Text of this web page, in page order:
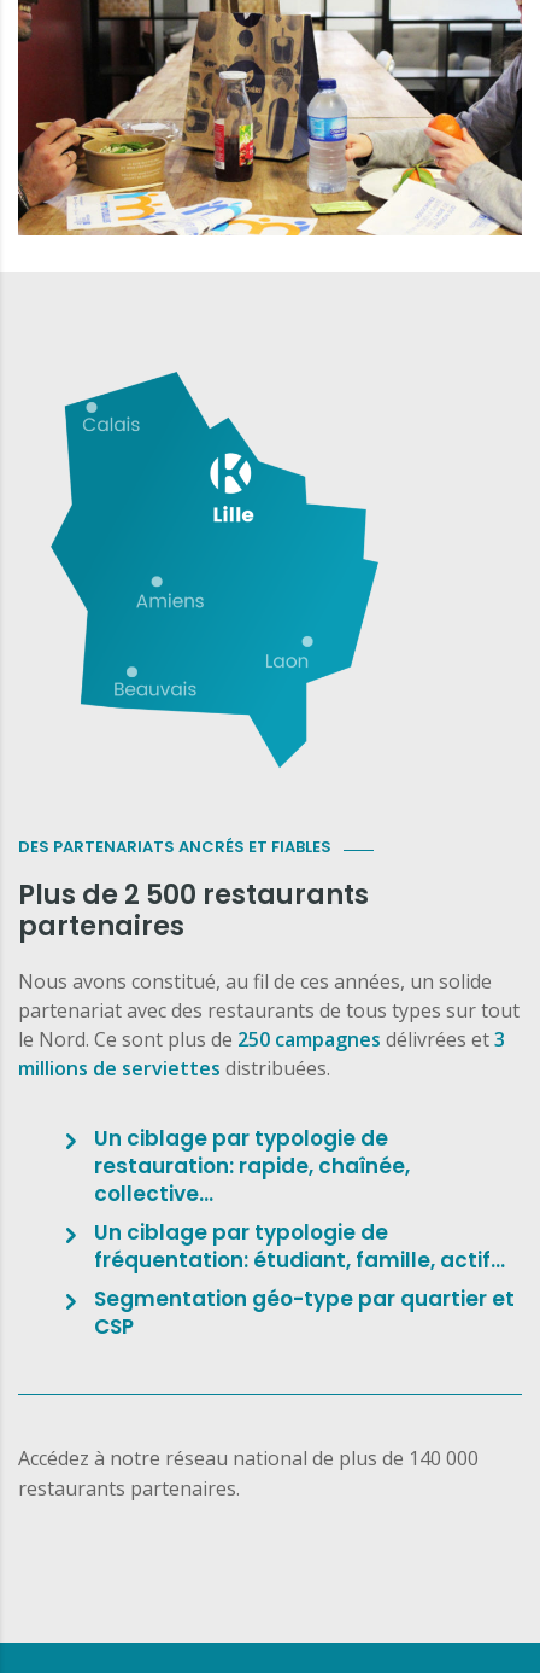
DES PARTENARIATS ANCRÉS ET FIABLES
Plus de 2 500 restaurants
partenaires
Nous avons constitué, au fil de ces années, un solide
partenariat avec des restaurants de tous types sur tout
le Nord. Ce sont plus de 250 campagnes délivrées et3
millions de serviettes distribuées.
Un ciblage par typologie de
restauration: rapide, chaînée,
collective…
Un ciblage par typologie de
fréquentation: étudiant, famille, actif…
Segmentation géo-type par quartier et
CSP
Accédez à notre réseau national de plus de 140 000
restaurants partenaires.